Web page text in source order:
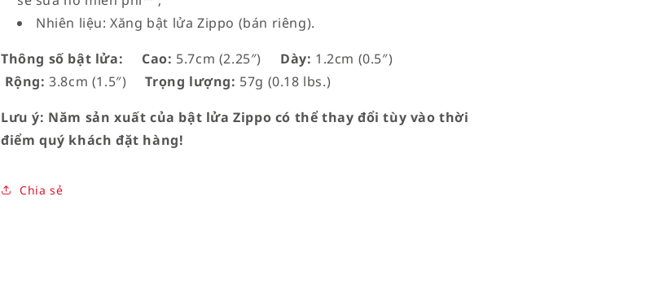
Nhiên liệu: Xăng bật lửa Zippo (bán riêng).
Thông số bật lửa:
Cao: 5.7cm (2.25″) Dày: 1.2cm (0.5″)
Rộng: 3.8cm (1.5″) Trọng lượng: 57g (0.18 lbs.)
Lưu ý: Năm sản xuất của bật lửa Zippo có thể thay đổi tùy vào thời
điểm quý khách đặt hàng!
Chia sẻ